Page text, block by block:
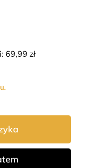
69,99 zł